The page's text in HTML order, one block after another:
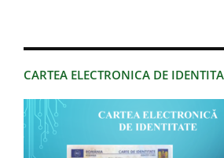
CARTEA ELECTRONICA DE